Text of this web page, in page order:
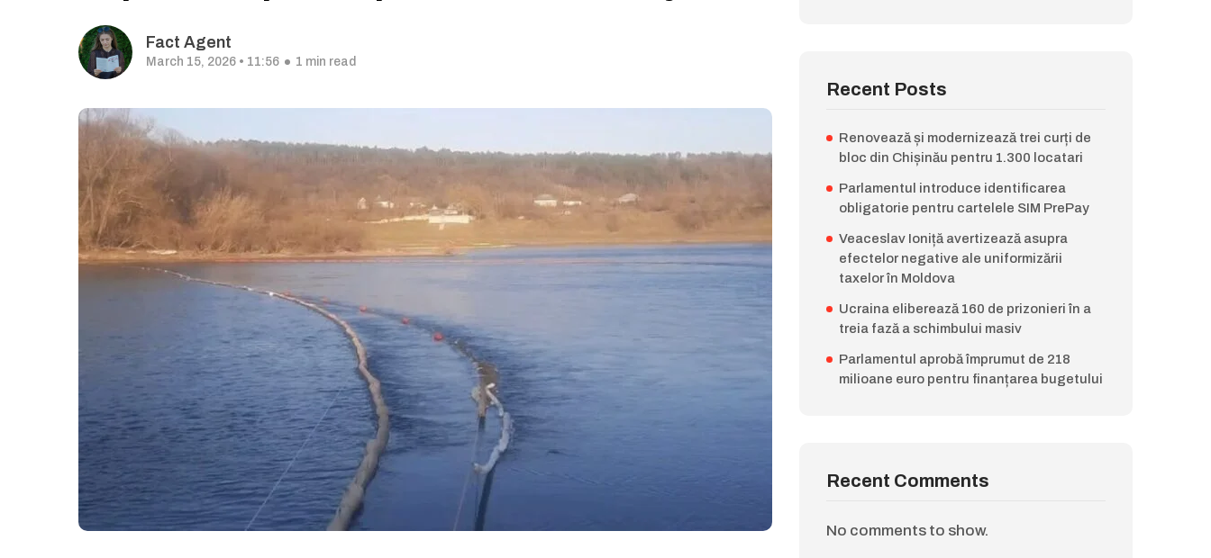
Fact Agent
March 15, 2026 • 11:56 1 min read
Recent Posts
Renovează și modernizează trei curți de
bloc din Chișinău pentru 1.300 locatari
Parlamentul introduce identificarea
obligatorie pentru cartelele SIM PrePay
Veaceslav Ioniță avertizează asupra
efectelor negative ale uniformizării
taxelor în Moldova
Ucraina eliberează 160 de prizonieri în a
treia fază a schimbului masiv
Parlamentul aprobă împrumut de 218
milioane euro pentru finanțarea bugetului
Recent Comments
No comments to show.